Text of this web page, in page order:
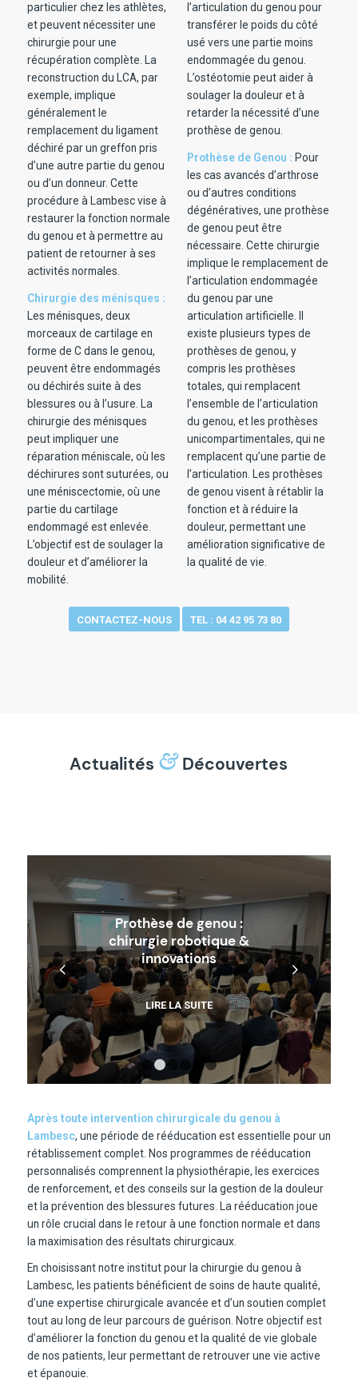
particulier chez les athlètes,
et peuvent nécessiter une
chirurgie pour une
récupération complète. La
reconstruction du LCA, par
exemple, implique
généralement le
remplacement du ligament
déchiré par un greffon pris
d’une autre partie du genou
ou d’un donneur. Cette
procédure à Lambesc vise à
restaurer la fonction normale
du genou et à permettre au
patient de retourner à ses
activités normales.
Chirurgie des ménisques :
Les ménisques, deux
morceaux de cartilage en
forme de C dans le genou,
peuvent être endommagés
ou déchirés suite à des
blessures ou à l’usure. La
chirurgie des ménisques
peut impliquer une
réparation méniscale, où les
déchirures sont suturées, ou
une méniscectomie, où une
partie du cartilage
endommagé est enlevée.
L’objectif est de soulager la
douleur et d’améliorer la
mobilité.
l’articulation du genou pour
transférer le poids du côté
usé vers une partie moins
endommagée du genou.
L’ostéotomie peut aider à
soulager la douleur et à
retarder la nécessité d’une
prothèse de genou.
Prothèse de Genou : Pour
les cas avancés d’arthrose
ou d’autres conditions
dégénératives, une prothèse
de genou peut être
nécessaire. Cette chirurgie
implique le remplacement de
l’articulation endommagée
du genou par une
articulation artificielle. Il
existe plusieurs types de
prothèses de genou, y
compris les prothèses
totales, qui remplacent
l’ensemble de l’articulation
du genou, et les prothèses
unicompartimentales, qui ne
remplacent qu’une partie de
l’articulation. Les prothèses
de genou visent à rétablir la
fonction et à réduire la
douleur, permettant une
amélioration significative de
la qualité de vie.
CONTACTEZ-NOUS TEL : 04 42 95 73 80
Actualités &Découvertes
Prothèse de genou :
chirurgie robotique &
innovations
LIRE LA SUITE
Suivant
1 2 3 4 5 6
Après toute intervention chirurgicale du genou à
Lambesc, une période de rééducation est essentielle pour un
rétablissement complet. Nos programmes de rééducation
personnalisés comprennent la physiothérapie, les exercices
de renforcement, et des conseils sur la gestion de la douleur
et la prévention des blessures futures. La rééducation joue
un rôle crucial dans le retour à une fonction normale et dans
la maximisation des résultats chirurgicaux.
En choisissant notre institut pour la chirurgie du genou à
Lambesc, les patients bénéficient de soins de haute qualité,
d’une expertise chirurgicale avancée et d’un soutien complet
tout au long de leur parcours de guérison. Notre objectif est
d’améliorer la fonction du genou et la qualité de vie globale
de nos patients, leur permettant de retrouver une vie active
et épanouie.